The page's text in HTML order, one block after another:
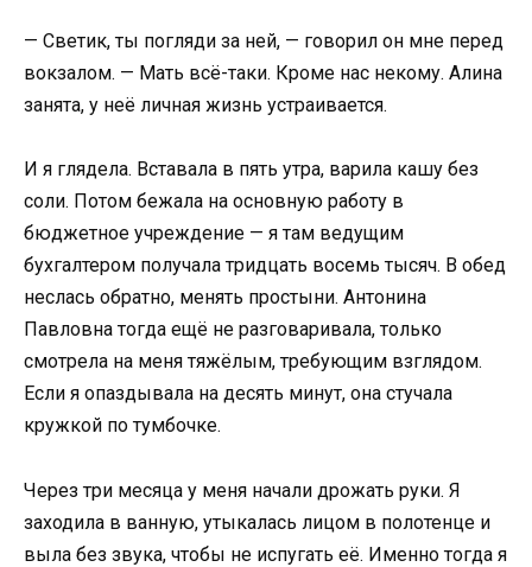
— Светик, ты погляди за ней, — говорил он мне перед
вокзалом. — Мать всё-таки. Кроме нас некому. Алина
занята, у неё личная жизнь устраивается.
И я глядела. Вставала в пять утра, варила кашу без
соли. Потом бежала на основную работу в
бюджетное учреждение — я там ведущим
бухгалтером получала тридцать восемь тысяч. В обед
неслась обратно, менять простыни. Антонина
Павловна тогда ещё не разговаривала, только
смотрела на меня тяжёлым, требующим взглядом.
Если я опаздывала на десять минут, она стучала
кружкой по тумбочке.
Через три месяца у меня начали дрожать руки. Я
заходила в ванную, утыкалась лицом в полотенце и
выла без звука, чтобы не испугать её. Именно тогда я